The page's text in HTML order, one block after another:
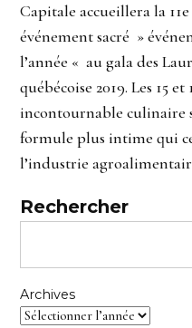
Capitale accueillera la
événement sacré »
l’année « au gala des
québécoise 2019. Les 15
incontournable culinaire
formule plus intime qui
l’industrie
Rechercher
Archives